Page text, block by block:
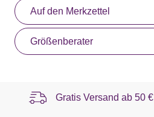
Auf den Merkzettel
Größenberater
Gratis Versand ab 50 €